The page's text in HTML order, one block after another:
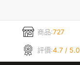
商品:727
評價:4.7 / 5.0